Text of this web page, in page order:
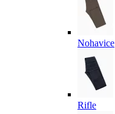
Nohavice
Rifle